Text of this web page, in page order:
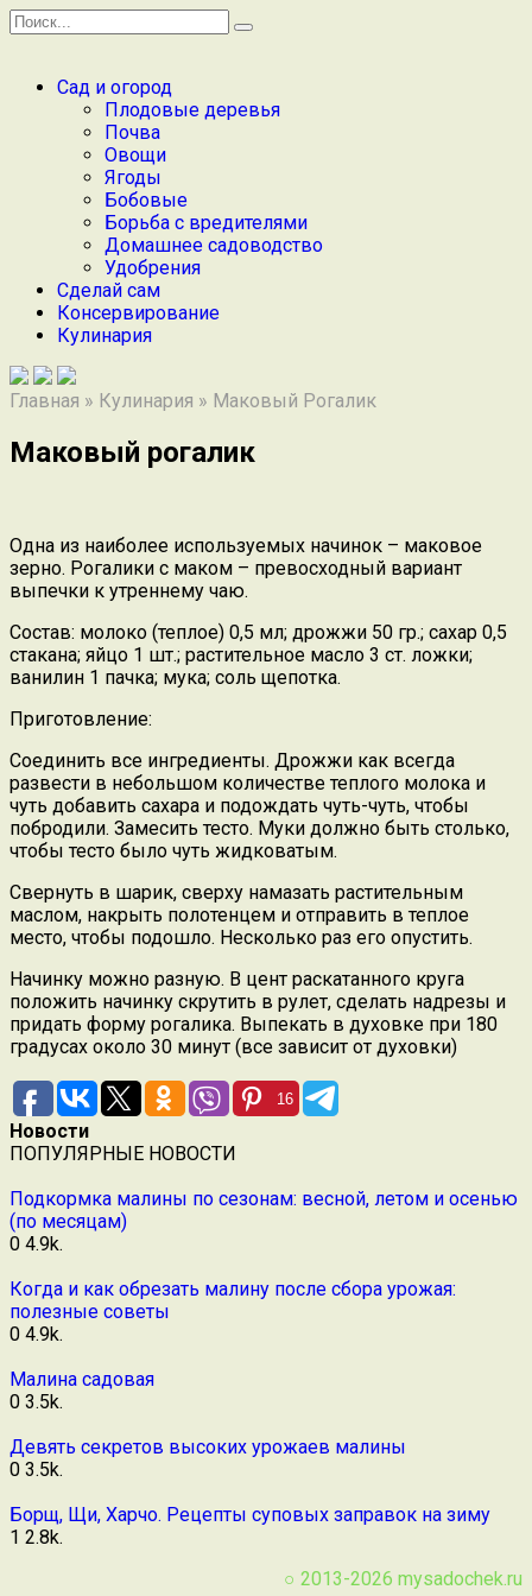
Перейти
к
Search
for:
Сад и огород
Плодовые деревья
Почва
Овощи
Ягоды
Бобовые
Борьба с вредителями
Домашнее садоводство
Удобрения
Сделай сам
Консервирование
Кулинария
Главная » Кулинария » Маковый Рогалик
Маковый рогалик
Одна из наиболее используемых начинок – маковое
зерно. Рогалики с маком – превосходный вариант
выпечки к утреннему чаю.
Состав: молоко (теплое) 0,5 мл; дрожжи 50 гр.; сахар 0,5
стакана; яйцо 1 шт.; растительное масло 3 ст. ложки;
ванилин 1 пачка; мука; соль щепотка.
Приготовление:
Соединить все ингредиенты. Дрожжи как всегда
развести в небольшом количестве теплого молока и
чуть добавить сахара и подождать чуть-чуть, чтобы
побродили. Замесить тесто. Муки должно быть столько,
чтобы тесто было чуть жидковатым.
Свернуть в шарик, сверху намазать растительным
маслом, накрыть полотенцем и отправить в теплое
место, чтобы подошло. Несколько раз его опустить.
Начинку можно разную. В цент раскатанного круга
положить начинку скрутить в рулет, сделать надрезы и
придать форму рогалика. Выпекать в духовке при 180
градусах около 30 минут (все зависит от духовки)
16
Новости
ПОПУЛЯРНЫЕ НОВОСТИ
Подкормка малины по сезонам: весной, летом и осенью
(по месяцам)
0 4.9k.
Когда и как обрезать малину после сбора урожая:
полезные советы
0 4.9k.
Малина садовая
0 3.5k.
Девять секретов высоких урожаев малины
0 3.5k.
Борщ, Щи, Харчо. Рецепты суповых заправок на зиму
1 2.8k.
○ 2013-2026 mysadochek.ru